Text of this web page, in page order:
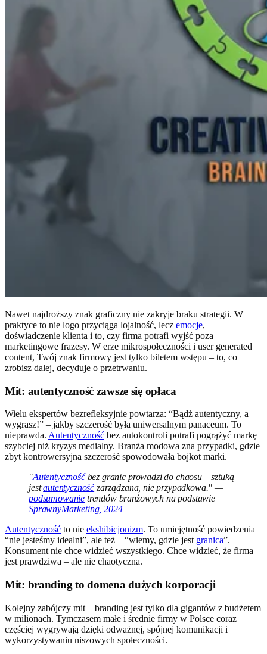
Nawet najdroższy znak graficzny nie zakryje braku strategii. W
praktyce to nie logo przyciąga lojalność, lecz emocje,
doświadczenie klienta i to, czy firma potrafi wyjść poza
marketingowe frazesy. W erze mikrospołeczności i user generated
content, Twój znak firmowy jest tylko biletem wstępu – to, co
zrobisz dalej, decyduje o przetrwaniu.
Mit: autentyczność zawsze się opłaca
Wielu ekspertów bezrefleksyjnie powtarza: “Bądź autentyczny, a
wygrasz!” – jakby szczerość była uniwersalnym panaceum. To
nieprawda. Autentyczność bez autokontroli potrafi pogrążyć markę
szybciej niż kryzys medialny. Branża modowa zna przypadki, gdzie
zbyt kontrowersyjna szczerość spowodowała bojkot marki.
"Autentycznośćbez granic prowadzi do chaosu – sztuką
jestautentycznośćzarządzana, nie przypadkowa." —
podsumowanie trendów branżowych na podstawie
SprawnyMarketing, 2024
Autentyczność to nie ekshibicjonizm. To umiejętność powiedzenia
“nie jesteśmy idealni”, ale też – “wiemy, gdzie jest granica”.
Konsument nie chce widzieć wszystkiego. Chce widzieć, że firma
jest prawdziwa – ale nie chaotyczna.
Mit: branding to domena dużych korporacji
Kolejny zabójczy mit – branding jest tylko dla gigantów z budżetem
w milionach. Tymczasem małe i średnie firmy w Polsce coraz
częściej wygrywają dzięki odważnej, spójnej komunikacji i
wykorzystywaniu niszowych społeczności.